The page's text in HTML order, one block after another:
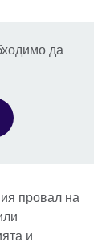
да
провал на
и